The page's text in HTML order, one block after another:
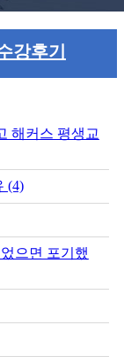
강후기
해커스 평생교
(4)
으면 포기했